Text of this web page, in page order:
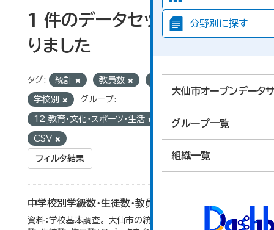
分野別に探す
大仙市オープンデータ
グループ一覧
組織一覧
1 件のデータセットが見つか
りました
タグ: 統計 教員数
学校別 グループ:
12_教育・文化・スポーツ・生活 フォーマット:
CSV
フィルタ結果
中学校別学級数・生徒数・教員数
資料：学校基本調査。 大仙市の統計「14-6 中学校別学級